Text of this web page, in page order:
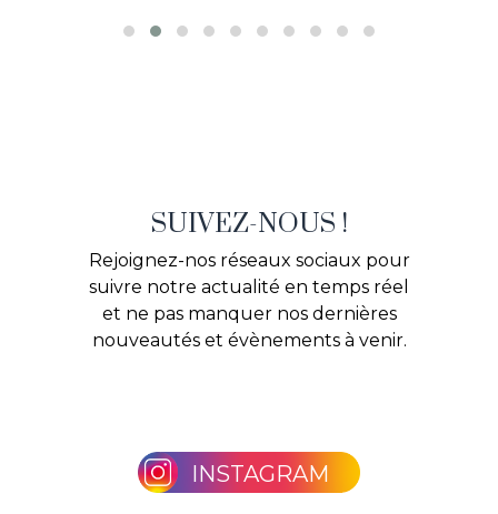
SUIVEZ-NOUS !
Rejoignez-nos réseaux sociaux pour
suivre notre actualité en temps réel
et ne pas manquer nos dernières
nouveautés et évènements à venir.
INSTAGRAM